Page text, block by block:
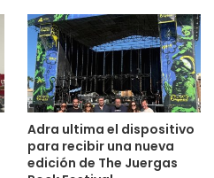
Adra ultima el dispositivo
para recibir una nueva
edición de The Juergas